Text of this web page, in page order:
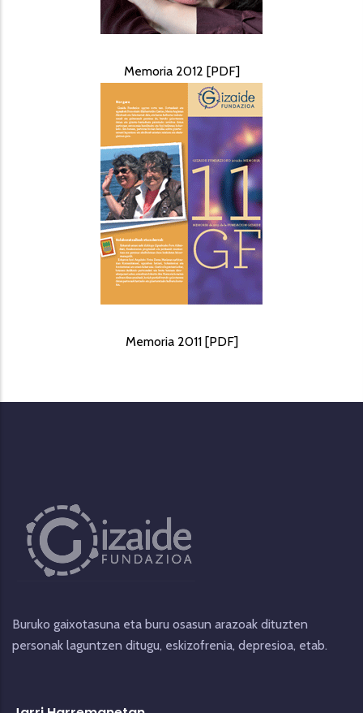
Memoria 2012 [PDF]
Memoria 2011 [PDF]
Buruko gaixotasuna eta buru osasun arazoak dituzten
personak laguntzen ditugu, eskizofrenia, depresioa, etab.